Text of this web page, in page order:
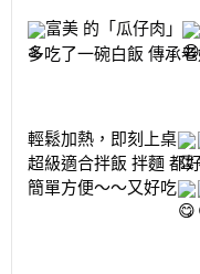
富美 的「瓜仔肉」
多吃了一碗白飯 傳承
輕鬆加熱，即刻上桌
超級適合拌飯 拌麵 都
簡單方便～～又好吃